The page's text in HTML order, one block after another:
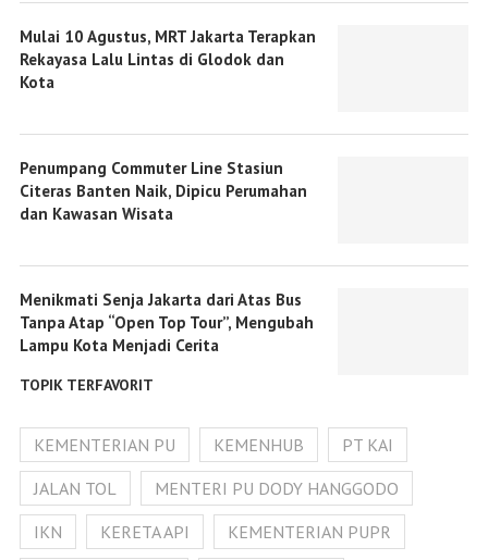
Mulai 10 Agustus, MRT Jakarta Terapkan
Rekayasa Lalu Lintas di Glodok dan
Kota
Penumpang Commuter Line Stasiun
Citeras Banten Naik, Dipicu Perumahan
dan Kawasan Wisata
Menikmati Senja Jakarta dari Atas Bus
Tanpa Atap “Open Top Tour”, Mengubah
Lampu Kota Menjadi Cerita
TOPIK TERFAVORIT
KEMENTERIAN PU KEMENHUB
PT KAI
JALAN TOL
MENTERI PU DODY HANGGODO
IKN
KERETA API
KEMENTERIAN PUPR